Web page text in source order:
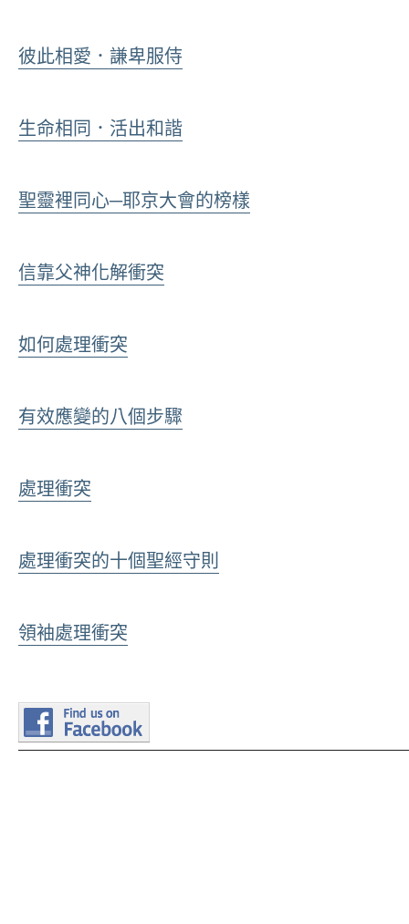
彼此相愛．謙卑服侍
生命相同．活出和諧
聖靈裡同心─耶京大會的榜樣
信靠父神化解衝突
如何處理衝突
有效應變的八個步驟
處理衝突
處理衝突的十個聖經守則
領袖處理衝突